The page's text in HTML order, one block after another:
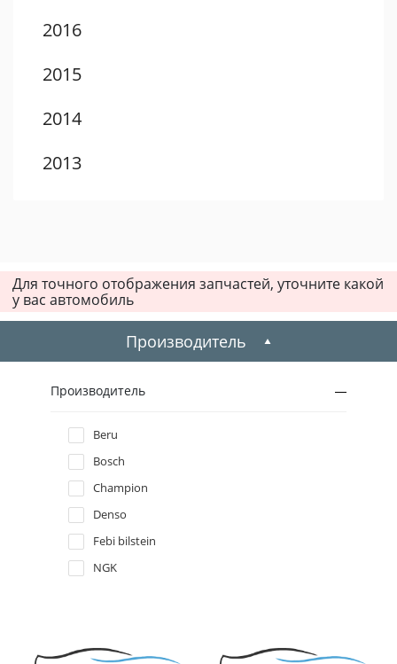
2016
2015
2014
2013
2010
2008
2007
2006
2005
2004
2002
Для точного отображения запчастей, уточните какой
у вас автомобиль
Производитель
Производитель
Beru
Bosch
Champion
Denso
Febi bilstein
NGK